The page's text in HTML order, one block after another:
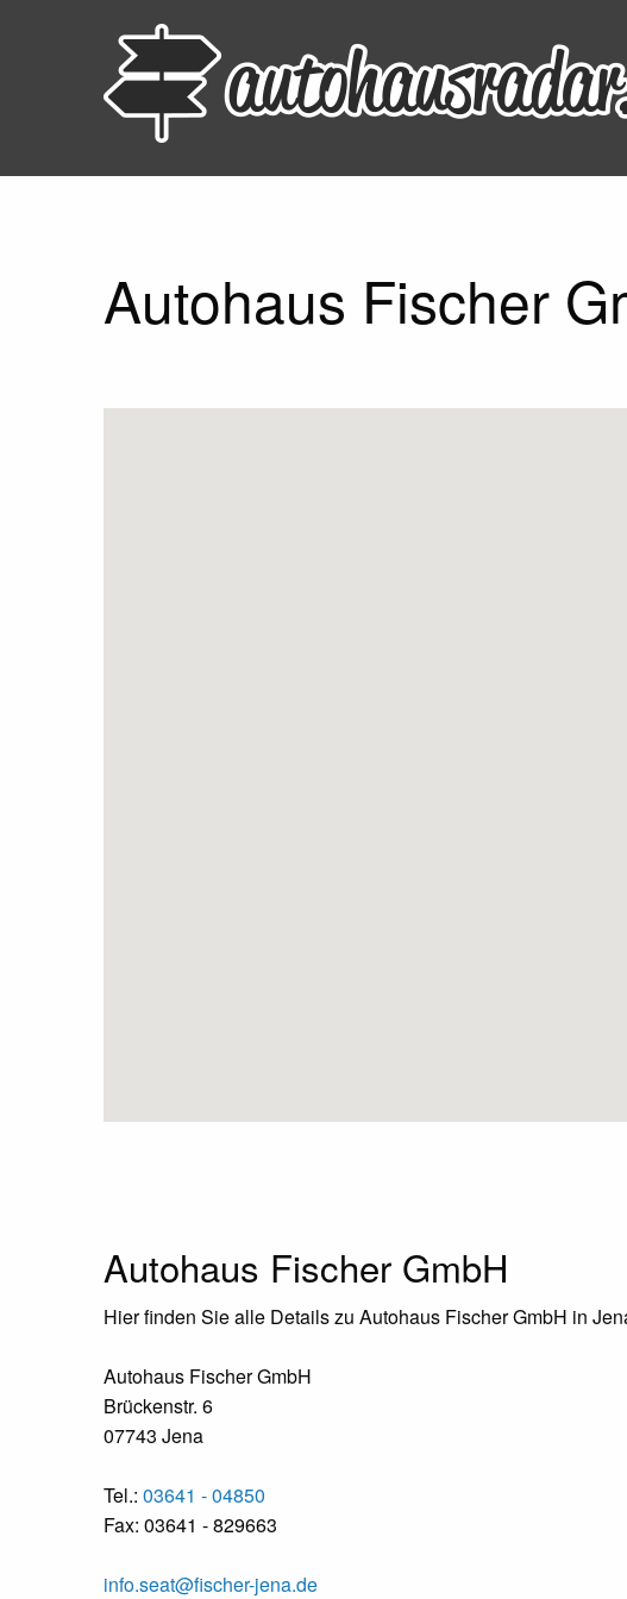
Autohaus Fischer
Autohaus Fischer GmbH
Hier finden Sie alle Details zu Autohaus Fischer GmbH in
Autohaus Fischer GmbH
Brückenstr. 6
07743 Jena
Tel.: 03641 - 04850
Fax: 03641 - 829663
info.seat@fischer-jena.de